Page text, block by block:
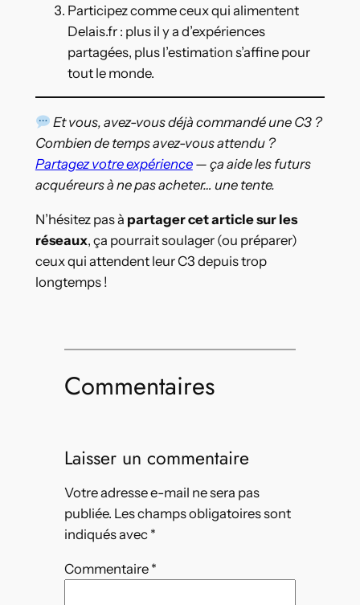
Participez comme ceux qui alimentent
Delais.fr : plus il y a d’expériences
partagées, plus l’estimation s’affine pour
tout le monde.
Et vous, avez-vous déjà commandé une C3 ?
Combien de temps avez-vous attendu ?
Partagez votre expérience— ça aide les futurs
acquéreurs à ne pas acheter… une tente.
N’hésitez pas à partager cet article sur les
réseaux, ça pourrait soulager (ou préparer)
ceux qui attendent leur C3 depuis trop
longtemps !
Commentaires
Laisser un commentaire
Votre adresse e-mail ne sera pas
publiée. Les champs obligatoires sont
indiqués avec *
Commentaire *